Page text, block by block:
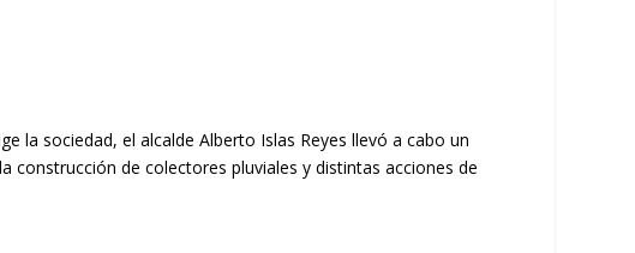
la sociedad, el alcalde Alberto Islas Reyes llevó a cabo un
construcción de colectores pluviales y distintas acciones de